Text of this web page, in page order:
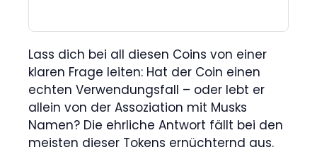
Lass dich bei all diesen Coins von einer
klaren Frage leiten: Hat der Coin einen
echten Verwendungsfall – oder lebt er
allein von der Assoziation mit Musks
Namen? Die ehrliche Antwort fällt bei den
meisten dieser Tokens ernüchternd aus.